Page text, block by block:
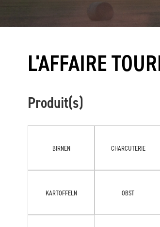
L'AFFAIRE
Produit(s)
BIRNEN CHARCUTERIE
KARTOFFELN OBST